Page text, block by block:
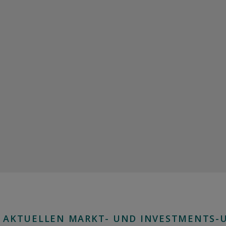
AKTUELLEN MARKT- UND INVESTMENTS-